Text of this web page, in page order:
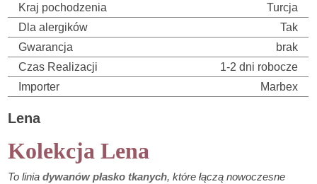
Kraj pochodzenia
Turcja
Dla alergików
Tak
Gwarancja
brak
Czas Realizacji
1-2 dni robocze
Importer
Marbex
Lena
Kolekcja Lena
To liniadywanów płasko tkanych, które łączą nowoczesne